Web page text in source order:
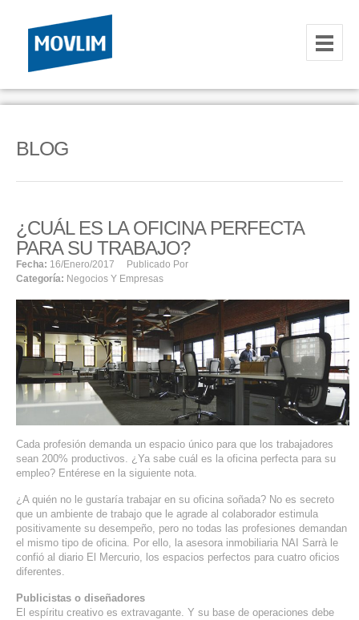
INICIO
HOSTING
HOSTING
RESELLER
SERVIDORES VPS
SERVIDORES VPS WINDOWS
SERVIDORES DEDICADOS
AGENCIA DIGITAL
PAGINAS WEB PARA NEGOCIOS
PAGINA WEB CON MANEJADOR DE CONTENIDOS
PAGINA WEB CON CATÁLOGO DE PRODUCTOS
PAGINAS WEB A MEDIDA
BLOG
¿CUÁL ES LA OFICINA PERFECTA
PARA SU TRABAJO?
Fecha: 16/enero/2017
Publicado Por
Categoría: Negocios Y Empresas
Cada profesión demanda un espacio único para que los trabajadores
sean 200% productivos. ¿Ya sabe cuál es la oficina perfecta para su
empleo? Entérese en la siguiente nota.
¿A quién no le gustaría trabajar en su oficina soñada? No es secreto
que un ambiente de trabajo que le agrade al colaborador estimula
positivamente su desempeño, pero no todas las profesiones demandan
el mismo tipo de oficina. Por ello, la asesora inmobiliaria NAI Sarrà le
confió al diario El Mercurio, los espacios perfectos para cuatro oficios
diferentes.
Publicistas o diseñadores
El espíritu creativo es extravagante. Y su base de operaciones debe